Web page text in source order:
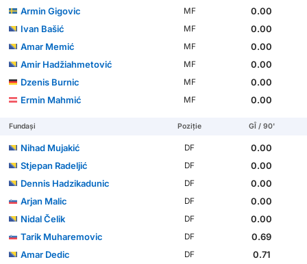
Armin Gigovic
MF
0.00
Ivan Bašić
MF
0.00
Amar Memić
MF
0.00
Amir Hadžiahmetović
MF
0.00
Dzenis Burnic
MF
0.00
Ermin Mahmić
MF 0.00
Fundași Poziție GÎ / 90'
Nihad Mujakić DF
0.00
Stjepan Radeljić
DF
0.00
Dennis Hadzikadunic
DF
0.00
Arjan Malic
DF
0.00
Nidal Čelik
DF
0.00
Tarik Muharemovic
DF
0.69
Amar Dedic
DF
0.71